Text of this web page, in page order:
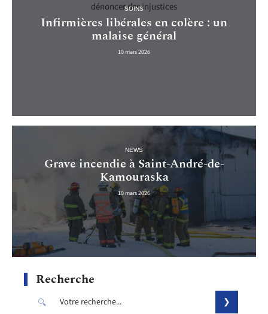
SOINS
Infirmières libérales en colère : un
malaise général
10 mars 2026
NEWS
Grave incendie à Saint-André-de-
Kamouraska
10 mars 2026
Recherche